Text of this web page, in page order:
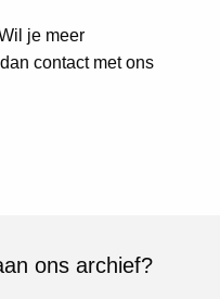
je meer
contact met ons
ons archief?